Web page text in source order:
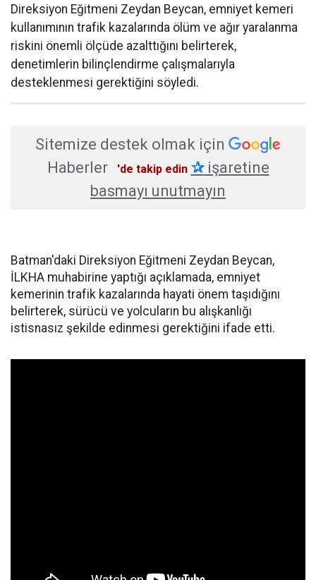
Direksiyon Eğitmeni Zeydan Beycan, emniyet kemeri
kullanımının trafik kazalarında ölüm ve ağır yaralanma
riskini önemli ölçüde azalttığını belirterek,
denetimlerin bilinçlendirme çalışmalarıyla
desteklenmesi gerektiğini söyledi.
Sitemize destek olmak için
Haberler
'de takip edin ✰işaretine
basmayı unutmayın
Batman'daki Direksiyon Eğitmeni Zeydan Beycan,
İLKHA muhabirine yaptığı açıklamada, emniyet
kemerinin trafik kazalarında hayati önem taşıdığını
belirterek, sürücü ve yolcuların bu alışkanlığı
istisnasız şekilde edinmesi gerektiğini ifade etti.